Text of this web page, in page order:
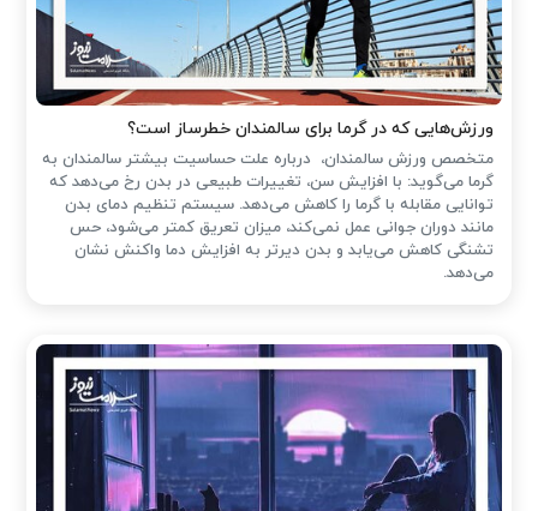
ورزش‌هایی که در گرما برای سالمندان خطرساز است؟
متخصص ورزش سالمندان، درباره علت حساسیت بیشتر سالمندان به
گرما می‌گوید: با افزایش سن، تغییرات طبیعی در بدن رخ می‌دهد که
توانایی مقابله با گرما را کاهش می‌دهد. سیستم تنظیم دمای بدن
مانند دوران جوانی عمل نمی‌کند، میزان تعریق کمتر می‌شود، حس
تشنگی کاهش می‌یابد و بدن دیرتر به افزایش دما واکنش نشان
می‌دهد.